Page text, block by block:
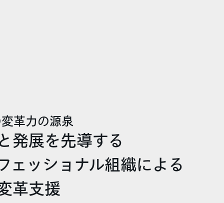
革力の源泉
発展を先導する
ェッショナル組織による
革支援